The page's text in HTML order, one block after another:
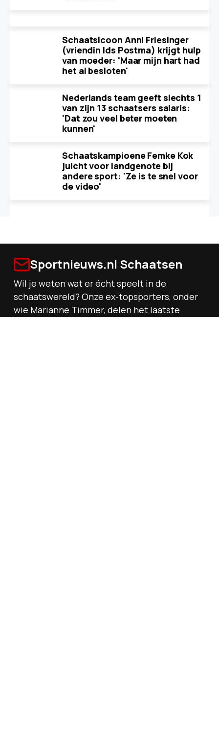
Schaatsicoon Anni Friesinger
(vriendin Ids Postma) krijgt hulp
van moeder: 'Maar mijn hart had
het al besloten'
Nederlands team geeft slechts 1
van zijn 13 schaatsers salaris:
'Dat zou veel beter moeten
kunnen'
Schaatskampioene Femke Kok
juicht voor landgenote bij
andere sport: 'Ze is te snel voor
de video'